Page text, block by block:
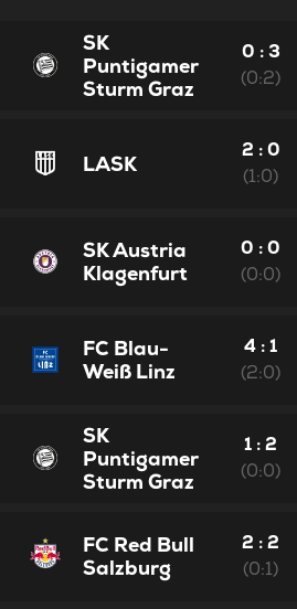
SK
Puntigamer
Sturm Graz
0 : 3
(0:2)
LASK
2 : 0
(1:0)
SK Austria
Klagenfurt
0 : 0
(0:0)
FC Blau-
Weiß Linz
4 : 1
(2:0)
SK
Puntigamer
Sturm Graz
1 : 2
(0:0)
FC Red Bull
Salzburg
2 : 2
(0:1)